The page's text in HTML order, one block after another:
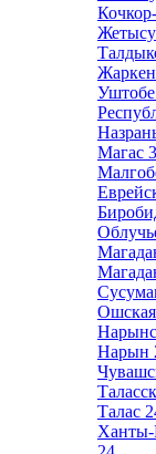
Жетысу
Уштобе
Магас
Ошская
Нарын
Талас